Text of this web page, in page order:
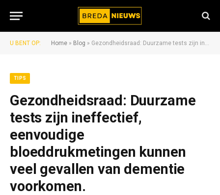
U BENT OP: Home » Blog » Gezondheidsraad: Duurzame tests zijn ineffectief, eenvoudige bloeddrukmetingen kunnen veel gevallen van dementie voorkomen.
TIPS
Gezondheidsraad: Duurzame
tests zijn ineffectief,
eenvoudige
bloeddrukmetingen kunnen
veel gevallen van dementie
voorkomen.